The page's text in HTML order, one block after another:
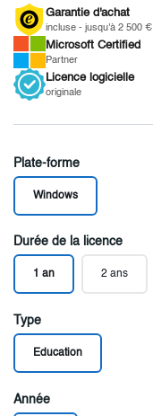
Garantie d'achat
incluse - jusqu'à 2 500 €
Microsoft Certified
Partner
Licence logicielle
originale
Plate-forme
Windows
Durée de la licence
1 an 2 ans
Type
Education
Année